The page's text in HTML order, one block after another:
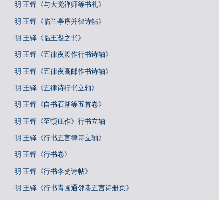
明 王铎《与大觉禅师等书札》
明 王铎《临兰亭序并律诗帖》
明 王铎《临王凝之书》
明 王铎《五律夜渡作行书诗轴》
明 王铎《五律夜高邮作书诗轴》
明 王铎《五律诗行书立轴》
明 王铎《自书石湖等五首卷》
明 王铎《至顿庄作》行书立轴
明 王铎《行书五言律诗立轴》
明 王铎《行书卷》
明 王铎《行书李贺诗帖》
明 王铎《行书青圃通邻巷五言诗册页》